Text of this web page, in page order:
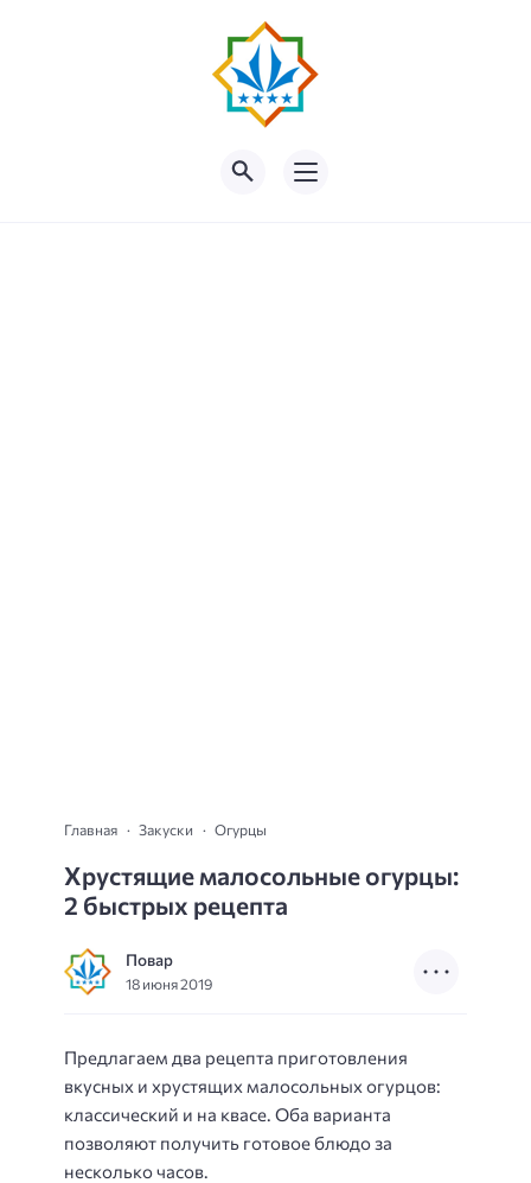
Главная Закуски Огурцы
Хрустящие малосольные огурцы:
2 быстрых рецепта
Повар
18 июня 2019
Предлагаем два рецепта приготовления
вкусных и хрустящих малосольных огурцов:
классический и на квасе. Оба варианта
позволяют получить готовое блюдо за
несколько часов.